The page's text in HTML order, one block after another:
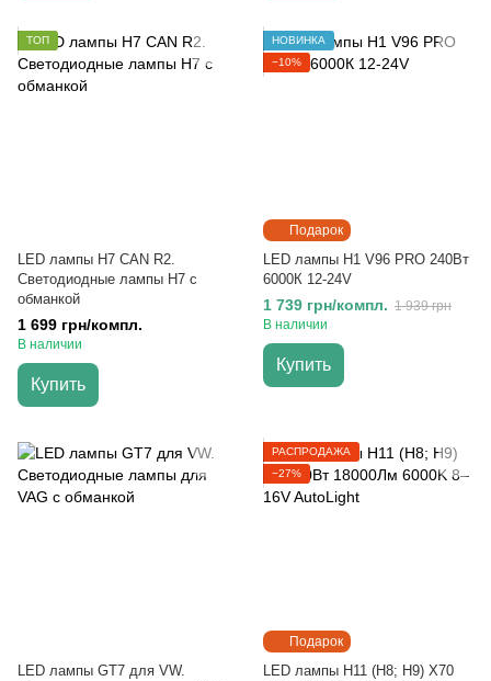
ТОП
LED лампы H7 CAN R2.
Светодиодные лампы H7 с
обманкой
1 699 грн/компл.
В наличии
Купить
Подарок
НОВИНКА
−10%
LED лампы H1 V96 PRO 240Вт
6000К 12-24V
1 739 грн/компл. 1 939 грн
В наличии
Купить
LED лампы GT7 для VW.
Подарок
РАСПРОДАЖА
−27%
LED лампы H11 (H8; H9) X70